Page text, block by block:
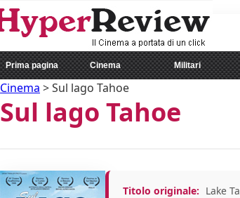
Prima pagina Cinema Militari
Cinema >Sul lago Tahoe
Sul lago Tahoe
Titolo originale: Lake